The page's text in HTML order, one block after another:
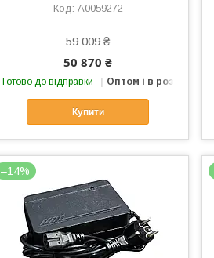
А0059272
59 009 ₴
50 870 ₴
Готово до відправки Оптом і в роздріб
Купити
–14%